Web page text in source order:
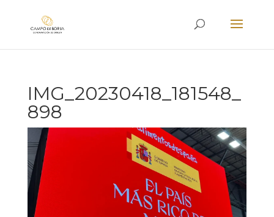
IMG_20230418_181548_
898